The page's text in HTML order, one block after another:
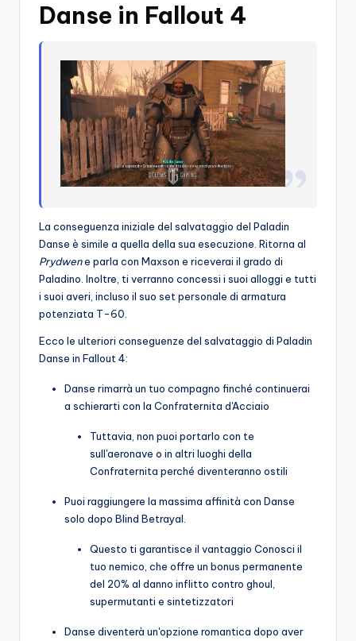
Danse in Fallout 4
La conseguenza iniziale del salvataggio del Paladin
Danse è simile a quella della sua esecuzione. Ritorna al
Prydwene parla con Maxson e riceverai il grado di
Paladino. Inoltre, ti verranno concessi i suoi alloggi e tutti
i suoi averi, incluso il suo set personale di armatura
potenziata T-60.
Ecco le ulteriori conseguenze del salvataggio di Paladin
Danse in Fallout 4:
Danse rimarrà un tuo compagno finché continuerai
a schierarti con la Confraternita d'Acciaio
Tuttavia, non puoi portarlo con te
sull'aeronave o in altri luoghi della
Confraternita perché diventeranno ostili
Puoi raggiungere la massima affinità con Danse
solo dopo Blind Betrayal.
Questo ti garantisce il vantaggio Conosci il
tuo nemico, che offre un bonus permanente
del 20% al danno inflitto contro ghoul,
supermutanti e sintetizzatori
Danse diventerà un'opzione romantica dopo aver